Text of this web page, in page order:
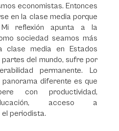
economistas. Entonces
en la clase media porque
reflexión apunta a la
sociedad seamos más
clase media en Estados
del mundo, sufre por
permanente. Lo
diferente es que
con productividad,
acceso a
el periodista.